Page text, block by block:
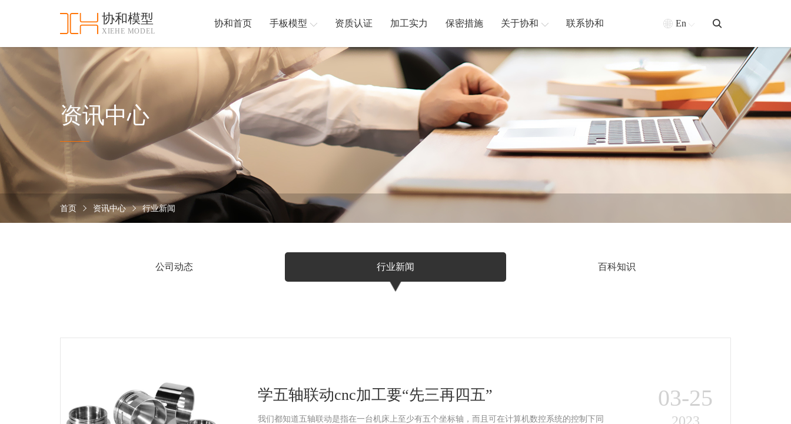
协和模型
XIEHE MODEL
协和首页 手板模型 资质认证 加工实力 保密措施 关于协和 联系协和 En
资讯中心
首页 资讯中心 行业新闻
公司动态 行业新闻 百科知识
学五轴联动cnc加工要“先三再四五”
我们都知道五轴联动是指在一台机床上至少有五个坐标轴，而且可在计算机数控系统的控制下同
03-25
和
首
页
手
型
资
认
加
实
保
密
施